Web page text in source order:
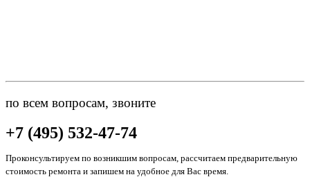
по всем вопросам, звоните
+7 (495) 532-47-74
Проконсультируем по возникшим вопросам, рассчитаем предварительную
стоимость ремонта и запишем на удобное для Вас время.